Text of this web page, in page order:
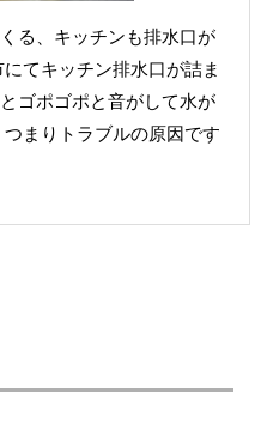
る、キッチンも排水口が
てキッチン排水口が詰ま
ゴポゴポと音がして水が
まりトラブルの原因です